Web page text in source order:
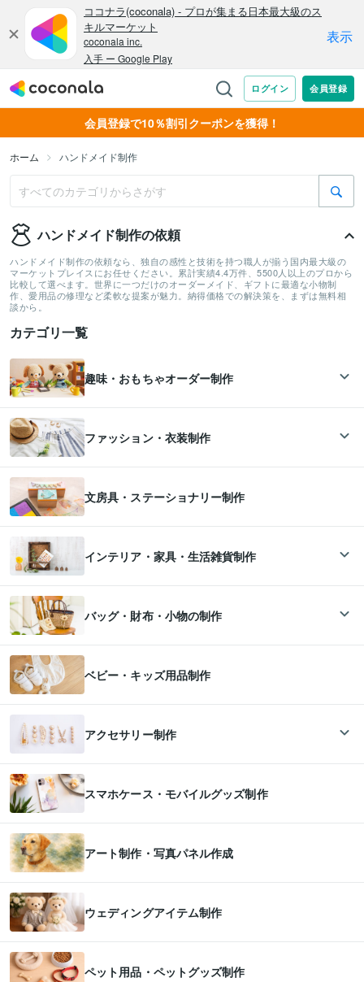
会員登録で10％割引クーポンを獲得！
ホーム ハンドメイド制作
ハンドメイド制作の依頼
ハンドメイド制作の依頼なら、独自の感性と技術を持つ職人が揃う国内最大級の
マーケットプレイスにお任せください。累計実績4.4万件、5500人以上のプロから
比較して選べます。世界に一つだけのオーダーメイド、ギフトに最適な小物制
作、愛用品の修理など柔軟な提案が魅力。納得価格での解決策を、まずは無料相
談から。
カテゴリ一覧
趣味・おもちゃオーダー制作
ファッション・衣装制作
文房具・ステーショナリー制作
インテリア・家具・生活雑貨制作
バッグ・財布・小物の制作
ベビー・キッズ用品制作
アクセサリー制作
スマホケース・モバイルグッズ制作
アート制作・写真パネル作成
ウェディングアイテム制作
ペット用品・ペットグッズ制作